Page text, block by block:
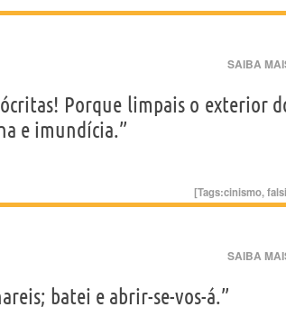
SAIBA
Porque limpais o exterior
e imundícia.”
[Tags:cinismo,
SAIBA
batei e abrir-se-vos-á.”